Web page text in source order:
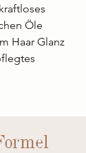
Öle
Haar Glanz